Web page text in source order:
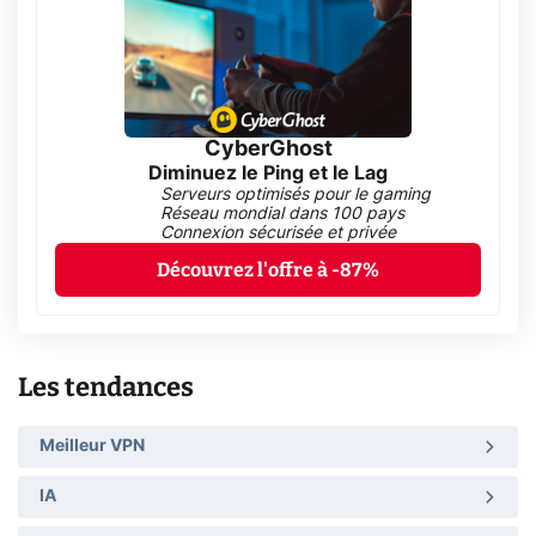
CyberGhost
Diminuez le Ping et le Lag
Serveurs optimisés pour le gaming
Réseau mondial dans 100 pays
Connexion sécurisée et privée
Découvrez l'offre à -87%
Les tendances
Meilleur VPN
IA